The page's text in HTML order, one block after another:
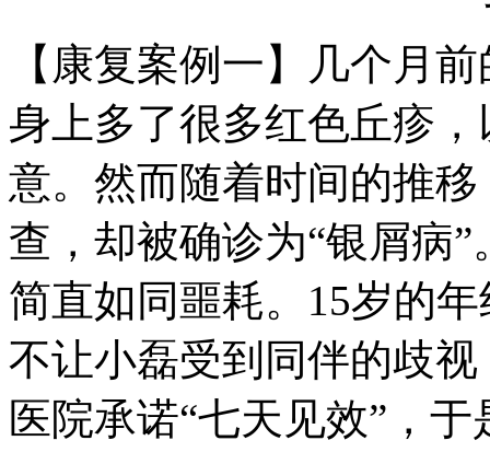
【康复案例一】几个月
身上多了很多红色丘疹
意。然而随着时间的推
查，却被确诊为“银屑病
简直如同噩耗。15岁的
不让小磊受到同伴的歧
医院承诺“七天见效”，